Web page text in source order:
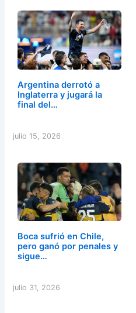
Argentina derrotó a
Inglaterra y jugará la
final del…
julio 15, 2026
Boca sufrió en Chile,
pero ganó por penales y
sigue…
julio 31, 2026